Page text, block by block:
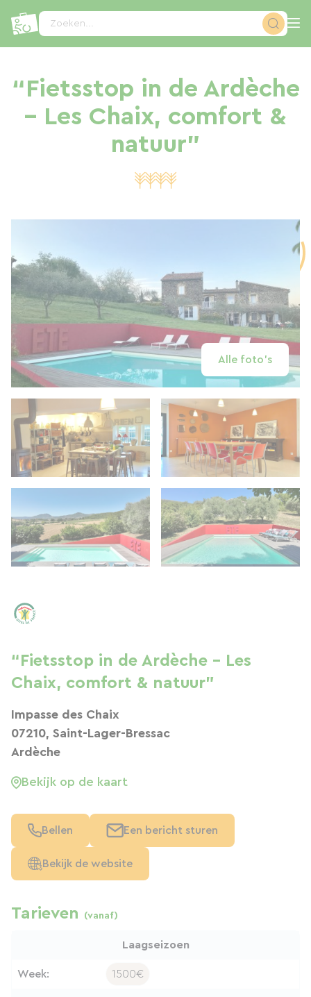
Zoeken...
“Fietsstop in de Ardèche
– Les Chaix, comfort &
natuur”
Alle foto's
“Fietsstop in de Ardèche – Les
Chaix, comfort & natuur”
Impasse des Chaix
07210, Saint-Lager-Bressac
Ardèche
Bekijk op de kaart
Bellen Een bericht sturen
Bekijk de website
Tarieven (vanaf)
Laagseizoen
Week: 1500€
Cookies beheer paneel